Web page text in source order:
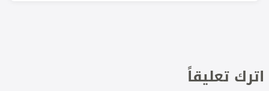
اترك تعليقاً